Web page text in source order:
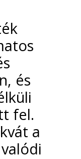
és
fel.
a